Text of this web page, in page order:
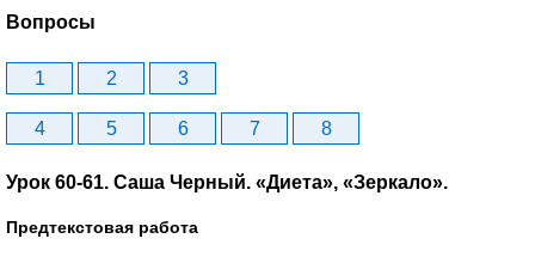
Вопросы
1 2 3
4 5 6 7 8
Урок 60-61. Саша Черный. «Диета», «Зеркало».
Предтекстовая работа